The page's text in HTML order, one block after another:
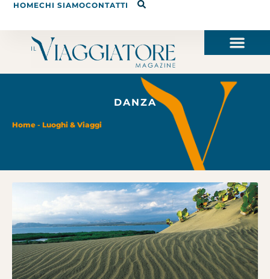
HOMECHI SIAMOCONTATTI
DANZA
Home - Luoghi & Viaggi